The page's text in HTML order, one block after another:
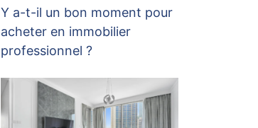
Y a-t-il un bon moment pour
acheter en immobilier
professionnel ?